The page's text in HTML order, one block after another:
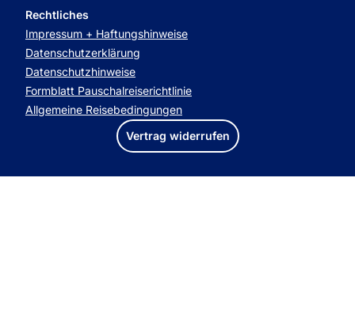
Rechtliches
Impressum + Haftungshinweise
Datenschutzerklärung
Datenschutzhinweise
Formblatt Pauschalreiserichtlinie
Allgemeine Reisebedingungen
Vertrag widerrufen